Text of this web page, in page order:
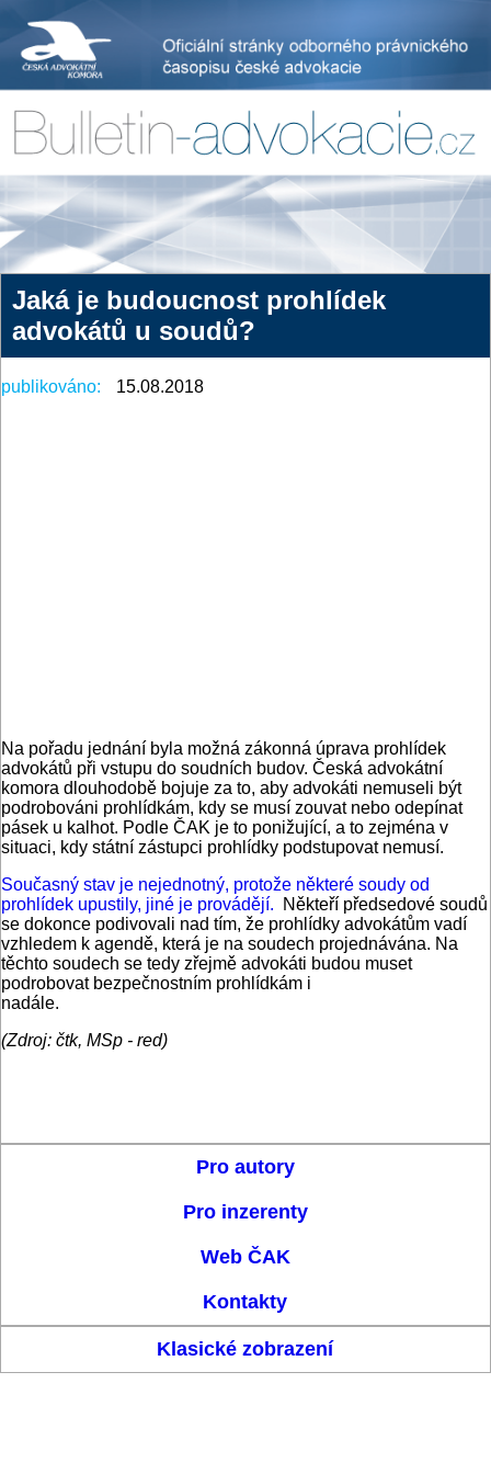
Jaká je budoucnost prohlídek
advokátů u soudů?
publikováno: 15.08.2018
Na pořadu jednání byla možná zákonná úprava prohlídek
advokátů při vstupu do soudních budov. Česká advokátní
komora dlouhodobě bojuje za to, aby advokáti nemuseli být
podrobováni prohlídkám, kdy se musí zouvat nebo odepínat
pásek u kalhot. Podle ČAK je to ponižující, a to zejména v
situaci, kdy státní zástupci prohlídky podstupovat nemusí.
Současný stav je nejednotný, protože některé soudy od
prohlídek upustily, jiné je provádějí.
Někteří předsedové soudů
se dokonce podivovali nad tím, že prohlídky advokátům vadí
vzhledem k agendě, která je na soudech projednávána. Na
těchto soudech se tedy zřejmě advokáti budou muset
podrobovat bezpečnostním prohlídkám i
nadále.
(Zdroj: čtk, MSp - red)
Pro autory
Pro inzerenty
Web ČAK
Kontakty
Klasické zobrazení